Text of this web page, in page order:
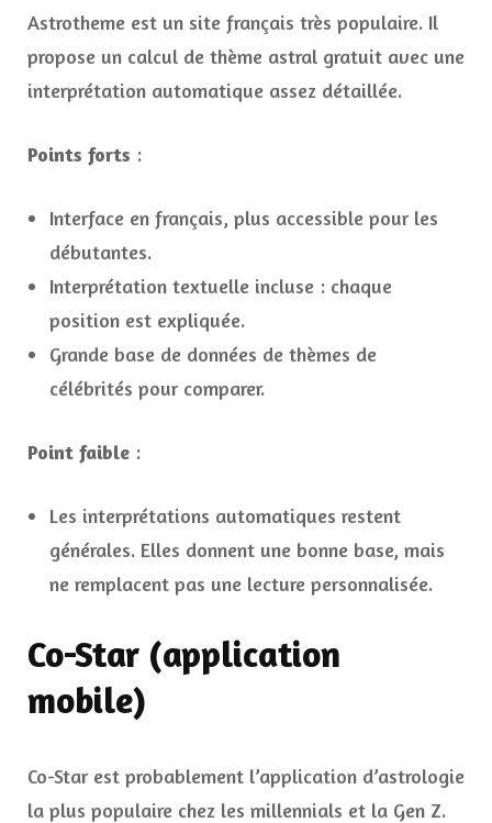
Astrotheme est un site français très populaire. Il
propose un calcul de thème astral gratuit avec une
interprétation automatique assez détaillée.
Points forts :
Interface en français, plus accessible pour les
débutantes.
Interprétation textuelle incluse : chaque
position est expliquée.
Grande base de données de thèmes de
célébrités pour comparer.
Point faible :
Les interprétations automatiques restent
générales. Elles donnent une bonne base, mais
ne remplacent pas une lecture personnalisée.
Co-Star (application
mobile)
Co-Star est probablement l’application d’astrologie
la plus populaire chez les millennials et la Gen Z.